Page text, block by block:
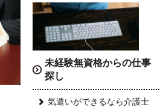
未経験無資格からの仕事
探し
気遣いができるなら介護士